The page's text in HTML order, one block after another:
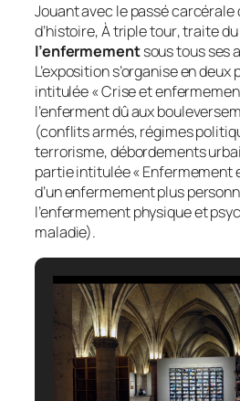
Jouant avec le passé carcérale
d’histoire,À triple tour, traite
l’enfermementsous tous ses
L’exposition s’organise en
intitulée « Crise et
l’enferment dû aux
(conflits armés, régimes
terrorisme, débordements
partie intitulée « Enfermement
d’un enfermement plus
l’enfermement physique et
maladie).